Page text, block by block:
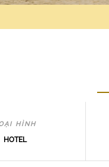
HÌNH
HOTEL